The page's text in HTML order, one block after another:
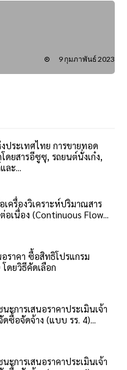
9 กุมภาพันธ์ 2023
ประเทศไทย การขายทอด
ดยสารอีซูซุ, รถยนต์นั่งเก๋ง,
ะ...
ครื่องวิเคราะห์ปริมาณสาร
เนื่อง (Continuous Flow...
ราคา ซื้อสิทธิโปรแกรม
ดยวิธีคัดเลือก
ะการเสนอราคาประเมินเจ้า
ซื้อจัดจ้าง (แบบ รร. 4)...
ะการเสนอราคาประเมินเจ้า